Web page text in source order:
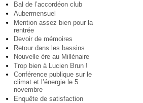
Bal de l’accordéon club
Aubermensuel
Mention assez bien pour la
rentrée
Devoir de mémoires
Retour dans les bassins
Nouvelle ère au Millénaire
Trop bien à Lucien Brun !
Conférence publique sur le
climat et l’énergie le 5
novembre
Enquête de satisfaction